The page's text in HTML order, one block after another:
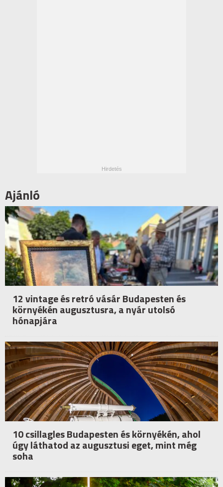
Ajánló
12 vintage és retró vásár Budapesten és
környékén augusztusra, a nyár utolsó
hónapjára
10 csillagles Budapesten és környékén, ahol
úgy láthatod az augusztusi eget, mint még
soha